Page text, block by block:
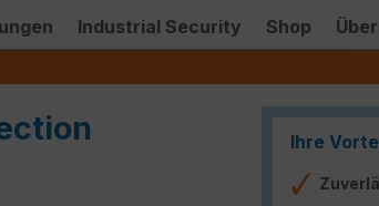
Industrial Security Shop
Ihre